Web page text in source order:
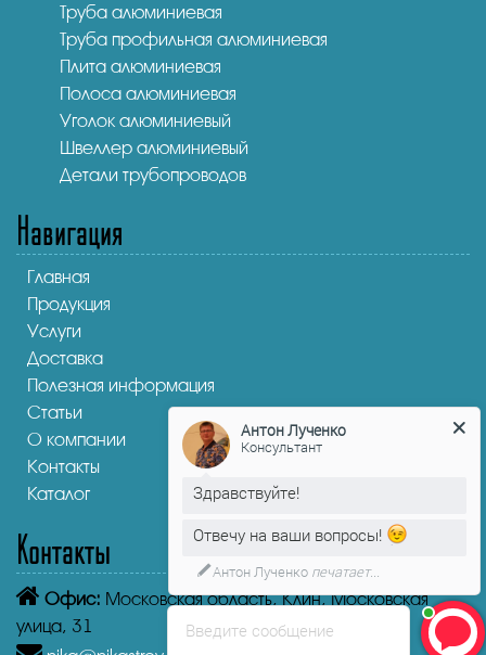
Труба алюминиевая
Труба профильная алюминиевая
Плита алюминиевая
Полоса алюминиевая
Уголок алюминиевый
Швеллер алюминиевый
Детали трубопроводов
Навигация
Главная
Продукция
Услуги
Доставка
Полезная информация
Статьи
О компании
Контакты
Каталог
Контакты
Офис: Московская область, Клин, Московская
улица, 31
Введите сообщение
Антон Лученко
Консультант
Здравствуйте!
Отвечу на ваши вопросы!
Антон Лученко печатает...